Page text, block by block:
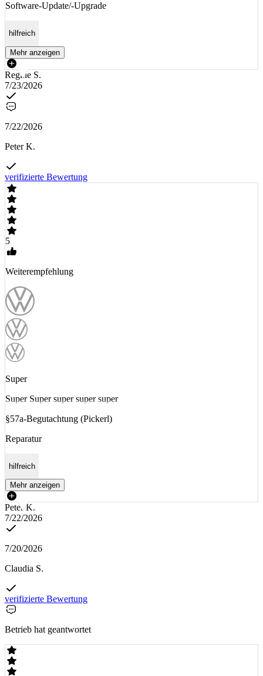
Software-Update/-Upgrade
hilfreich
Mehr anzeigen
Regine S.
7/23/2026
7/22/2026
Peter K.
verifizierte Bewertung
5
Weiterempfehlung
Super
Super Super super super super
§57a-Begutachtung (Pickerl)
Reparatur
hilfreich
Mehr anzeigen
Peter K.
7/22/2026
7/20/2026
Claudia S.
verifizierte Bewertung
Betrieb hat geantwortet